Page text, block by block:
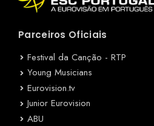
Parceiros Oficiais
Festival da Canção - RTP
Young Musicians
Eurovision.tv
Junior Eurovision
ABU